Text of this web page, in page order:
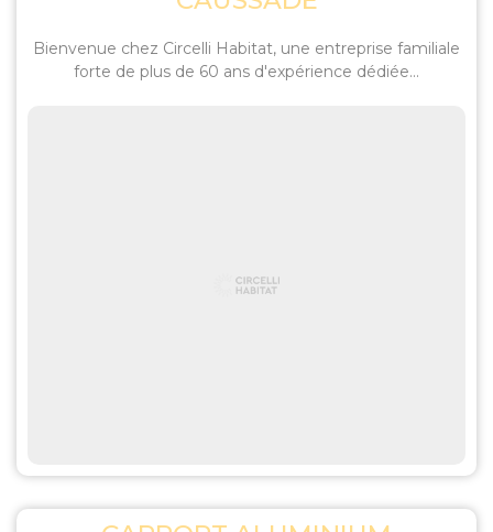
Bienvenue chez Circelli Habitat, une entreprise familiale
forte de plus de 60 ans d'expérience dédiée...